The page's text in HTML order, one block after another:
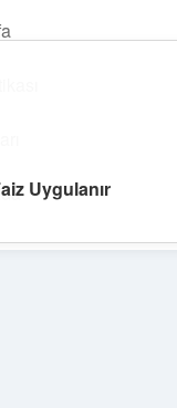
Uygulanır